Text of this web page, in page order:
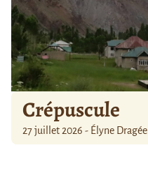
Crépuscule
27 juillet 2026 - Élyne Dragée